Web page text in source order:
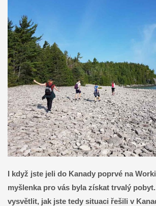
I když jste jeli do Kanady poprvé na
myšlenka pro vás byla získat trvalý
vysvětlit, jak jste tedy situaci řešili v